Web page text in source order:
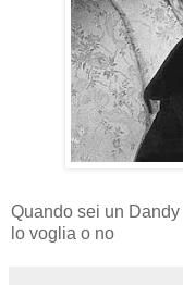
Quando sei un
lo voglia o no